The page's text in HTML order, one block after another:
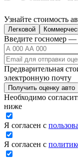
Узнайте стоимость
Легковой
Введите госномер —
Предварительная
электронную почту
Получить оценку авто
Необходимо
ниже
Я согласен с
Я согласен с